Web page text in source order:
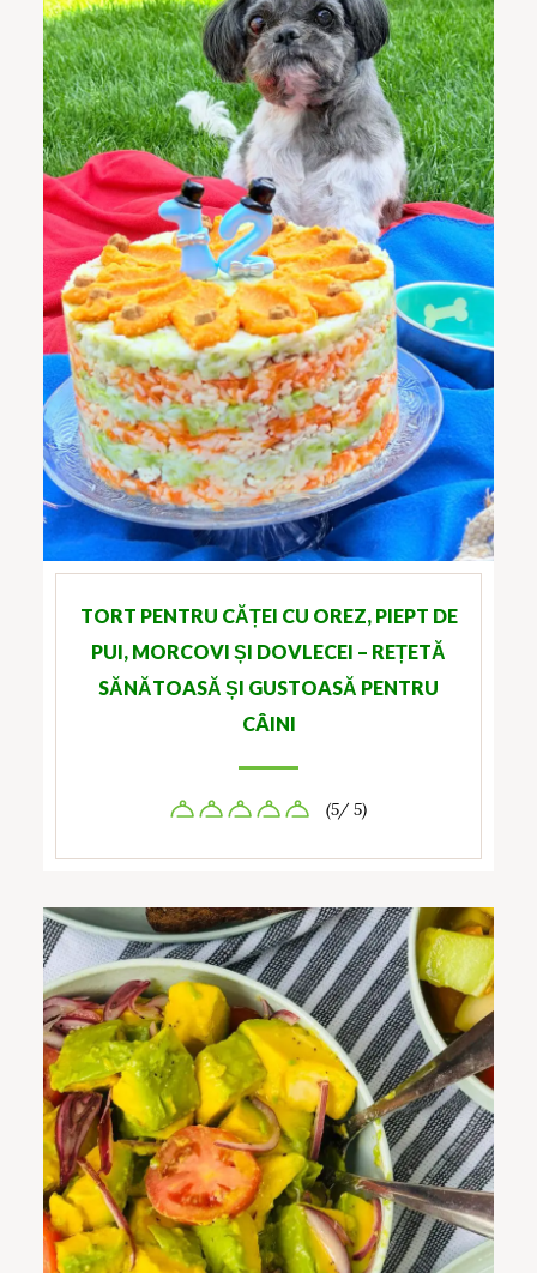
TORT PENTRU CĂȚEI CU OREZ, PIEPT DE
PUI, MORCOVI ȘI DOVLECEI – REȚETĂ
SĂNĂTOASĂ ȘI GUSTOASĂ PENTRU
CÂINI
(5/ 5)